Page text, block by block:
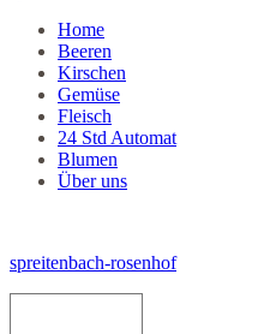
Home
Beeren
Kirschen
Gemüse
Fleisch
24 Std Automat
Blumen
Über uns
spreitenbach-rosenhof